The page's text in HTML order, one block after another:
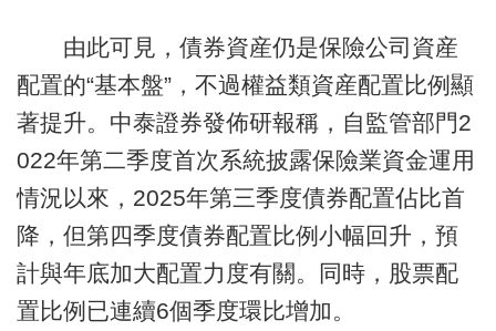
由此可見，債券資産仍是保險公司資産
配置的“基本盤”，不過權益類資産配置比例顯
著提升。中泰證券發佈研報稱，自監管部門2
022年第二季度首次系統披露保險業資金運用
情況以來，2025年第三季度債券配置佔比首
降，但第四季度債券配置比例小幅回升，預
計與年底加大配置力度有關。同時，股票配
置比例已連續6個季度環比增加。